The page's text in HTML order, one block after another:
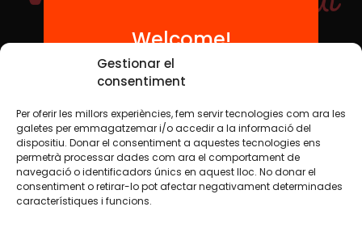
Gestionar el
consentiment
Per oferir les millors experiències, fem servir tecnologies com ara les
galetes per emmagatzemar i/o accedir a la informació del
dispositiu. Donar el consentiment a aquestes tecnologies ens
permetrà processar dades com ara el comportament de
navegació o identificadors únics en aquest lloc. No donar el
consentiment o retirar-lo pot afectar negativament determinades
característiques i funcions.
Social Media
TW YTB IG FB IN
Legal NoticeCookie Policy
Welcome!